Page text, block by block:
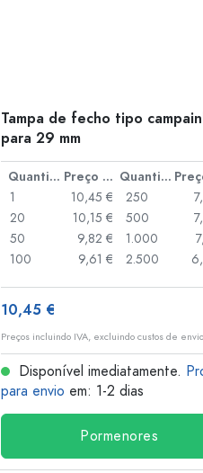
Tampa de fecho tipo
para 29 mm
Quantidade Preço por peça Quantidade
1
10,45 €
20
10,15 €
50
9,82 €
100
9,61 €
250
500
1.000
2.500
10,45 €
Preços incluindo IVA, excluindo custos de envio
Disponível imediatamente.
para envio em: 1-2 dias
Pormenores